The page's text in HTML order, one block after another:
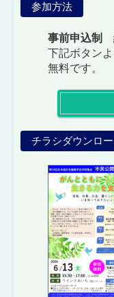
参加方法
事前申込制
下記ボタン
無料です。
チラシダウンロー